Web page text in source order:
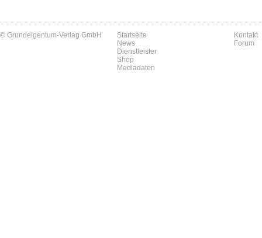
© Grundeigentum-Verlag GmbH
Startseite
News
Dienstleister
Shop
Mediadaten
Kontakt
Forum